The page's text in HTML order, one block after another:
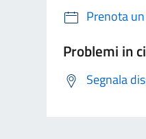
Prenota
Problemi in
Segnala